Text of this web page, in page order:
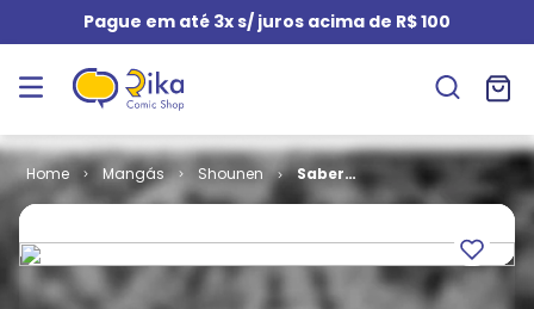
Pague em até 3x s/ juros acima de R$ 100
Mangás Shounen
Saber
Marionette J